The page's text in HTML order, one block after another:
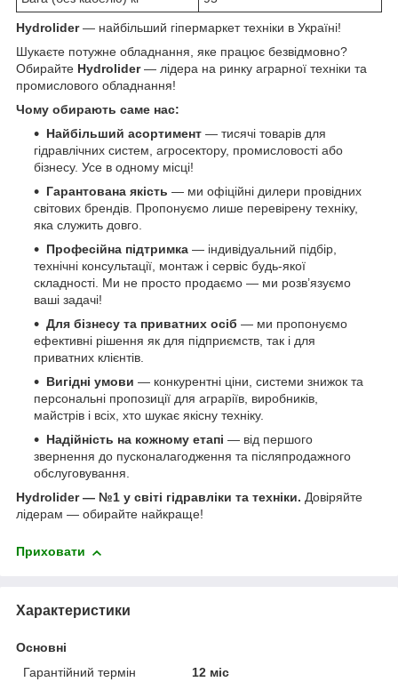
Hydrolider— найбільший гіпермаркет техніки в Україні!
Шукаєте потужне обладнання, яке працює безвідмовно?
Обирайте Hydrolider— лідера на ринку аграрної техніки та
промислового обладнання!
Чому обирають саме нас:
Найбільший асортимент — тисячі товарів для
гідравлічних систем, агросектору, промисловості або
бізнесу. Усе в одному місці!
Гарантована якість — ми офіційні дилери провідних
світових брендів. Пропонуємо лише перевірену техніку,
яка служить довго.
Професійна підтримка — індивідуальний підбір,
технічні консультації, монтаж і сервіс будь-якої
складності. Ми не просто продаємо — ми розв’язуємо
ваші задачі!
Для бізнесу та приватних осіб — ми пропонуємо
ефективні рішення як для підприємств, так і для
приватних клієнтів.
Вигідні умови — конкурентні ціни, системи знижок та
персональні пропозиції для аграріїв, виробників,
майстрів і всіх, хто шукає якісну техніку.
Надійність на кожному етапі — від першого
звернення до пусконалагодження та післяпродажного
обслуговування.
Hydrolider — №1 у світі гідравліки та техніки. Довіряйте
лідерам — обирайте найкраще!
Приховати
Характеристики
Основні
Гарантійний термін
12 міс